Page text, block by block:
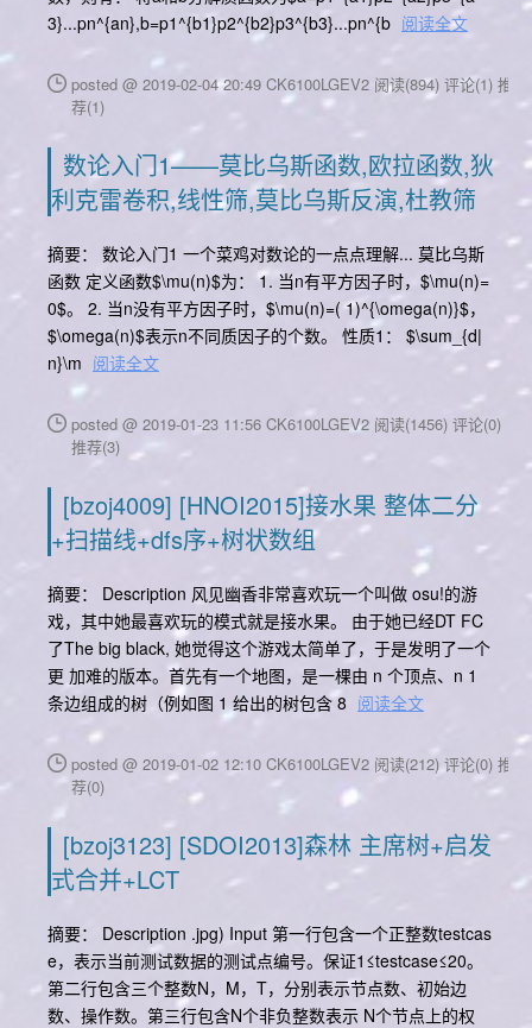
3}...pn^{an},b=p1^{b1}p2^{b2}p3^{b3}...pn^{b 阅读全文
posted @ 2019-02-04 20:49 CK6100LGEV2 阅读(894) 评论(1) 推
荐(1)
数论入门1——莫比乌斯函数,欧拉函数,狄
利克雷卷积,线性筛,莫比乌斯反演,杜教筛
摘要： 数论入门1 一个菜鸡对数论的一点点理解... 莫比乌斯
函数 定义函数$\mu(n)$为： 1. 当n有平方因子时，$\mu(n)=
0$。 2. 当n没有平方因子时，$\mu(n)=( 1)^{\omega(n)}$，
$\omega(n)$表示n不同质因子的个数。 性质1： $\sum_{d|
n}\m 阅读全文
posted @ 2019-01-23 11:56 CK6100LGEV2 阅读(1456) 评论(0)
推荐(3)
[bzoj4009] [HNOI2015]接水果 整体二分
+扫描线+dfs序+树状数组
摘要： Description 风见幽香非常喜欢玩一个叫做 osu!的游
戏，其中她最喜欢玩的模式就是接水果。 由于她已经DT FC
了The big black, 她觉得这个游戏太简单了，于是发明了一个
更 加难的版本。首先有一个地图，是一棵由 n 个顶点、n 1
条边组成的树（例如图 1 给出的树包含 8 阅读全文
posted @ 2019-01-02 12:10 CK6100LGEV2 阅读(212) 评论(0) 推
荐(0)
[bzoj3123] [SDOI2013]森林 主席树+启发
式合并+LCT
摘要： Description .jpg) Input 第一行包含一个正整数testcas
e，表示当前测试数据的测试点编号。保证1≤testcase≤20。
第二行包含三个整数N，M，T，分别表示节点数、初始边
数、操作数。第三行包含N个非负整数表示 N个节点上的权